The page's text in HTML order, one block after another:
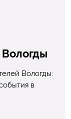
Вологды:
в